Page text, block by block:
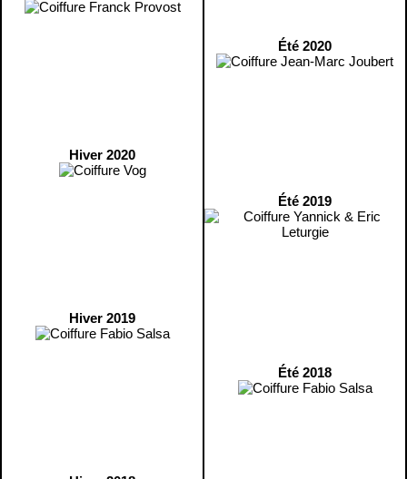
Hiver 2020
Hiver 2019
Été 2020
Été 2019
Été 2018